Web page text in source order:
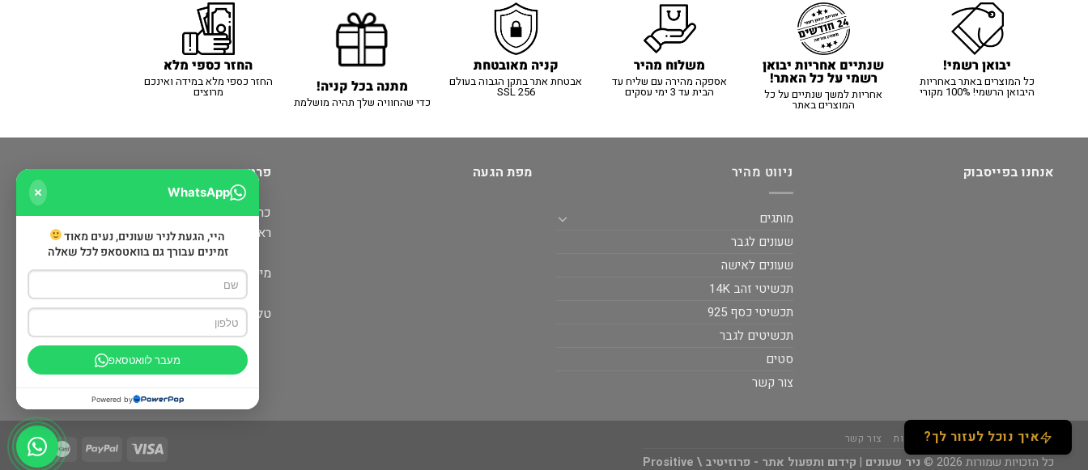
יבואן רשמי!
כל המוצרים באתר באחריות
היבואן הרשמי! 100% מקורי
שנתיים אחריות יבואן
רשמי על כל האתר!
אחריות למשך שנתיים על כל
המוצרים באתר
משלוח מהיר
אספקה מהירה עם שליח עד
הבית עד 3 ימי עסקים
קניה מאובטחת
אבטחת אתר בתקן הגבוה בעולם
SSL 256 מתנה בכל קניה!
כדי שהחוויה שלך תהיה מושלמת
החזר כספי מלא
החזר כספי מלא במידה ואינכם
מרוצים
אנחנו בפייסבוק ניווט מהיר
מותגים
שעונים לגבר
שעונים לאישה
תכשיטי זהב 14K
תכשיטי כסף 925
תכשיטים לגבר
סטים
צור קשר
מפת הגעה פרטי יצירת קשר
כרמיאל: מעלה כמון 5 קניון חוצות
ראש פינה: דרך הגליל 6 (מתחם שופינה)
מייל:nirwatch@gmail.com
טלפון: 052-679-0113
אודות תקנון מידע נוסף נגישות צור קשר
כל הזכויות שמורות 2026 © ניר שעונים | קידום ותפעול אתר - פרוזיטיב \ Prositive
WhatsApp
היי, הגעת לניר שעונים, נעים מאוד
זמינים עבורך גם בוואטסאפ לכל שאלה
מעבר לוואטסאפ
Powered by
איך נוכל לעזור לך?